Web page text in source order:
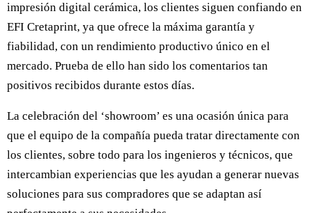
impresión digital cerámica, los clientes siguen confiando en
EFI Cretaprint, ya que ofrece la máxima garantía y
fiabilidad, con un rendimiento productivo único en el
mercado. Prueba de ello han sido los comentarios tan
positivos recibidos durante estos días.
La celebración del ‘showroom’ es una ocasión única para
que el equipo de la compañía pueda tratar directamente con
los clientes, sobre todo para los ingenieros y técnicos, que
intercambian experiencias que les ayudan a generar nuevas
soluciones para sus compradores que se adaptan así